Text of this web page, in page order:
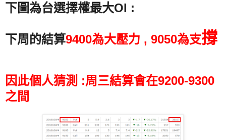
下圖為台選擇權最大OI :
下周的結算9400為大壓力 , 9050為支撐
因此個人猜測 :周三結算會在9200-9300
之間